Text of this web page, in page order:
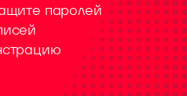
паролей